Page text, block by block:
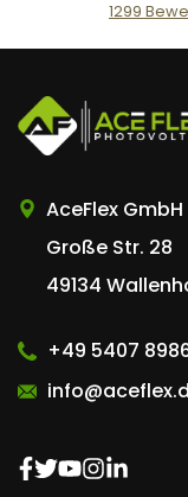
1299
AceFlex GmbH
Große Str. 28
49134
+49 5407